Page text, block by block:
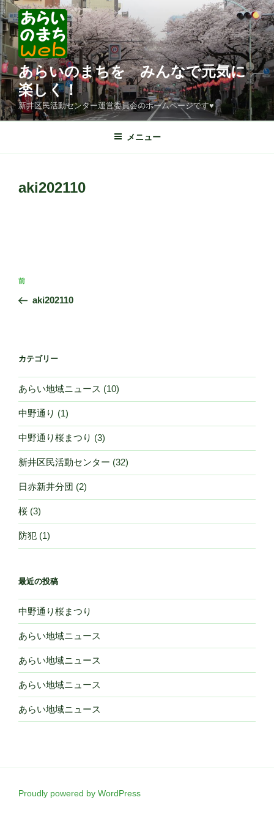
コ
ン
テ
ン
ツ
へ
ス
キ
ッ
あらいのまちを みんなで元気に
楽しく！
新井区民活動センター運営委員会のホームページです♥
メニュー
aki202110
投
ナ
ー
シ
ョ
ン
前
の
前
aki202110
カテゴリー
あらい地域ニュース (10)
中野通り (1)
中野通り桜まつり (3)
新井区民活動センター (32)
日赤新井分団 (2)
桜 (3)
防犯 (1)
最近の投稿
中野通り桜まつり
あらい地域ニュース
あらい地域ニュース
あらい地域ニュース
あらい地域ニュース
Proudly powered by WordPress